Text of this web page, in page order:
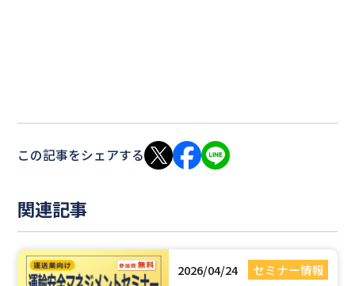
この記事をシェアする
関連記事
2026/04/24
セミナー情報